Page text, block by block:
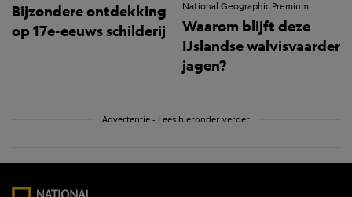
Bijzondere ontdekking
op 17e-eeuws schilderij
National Geographic Premium
Waarom blijft deze
IJslandse walvisvaarder
jagen?
Advertentie - Lees hieronder verder